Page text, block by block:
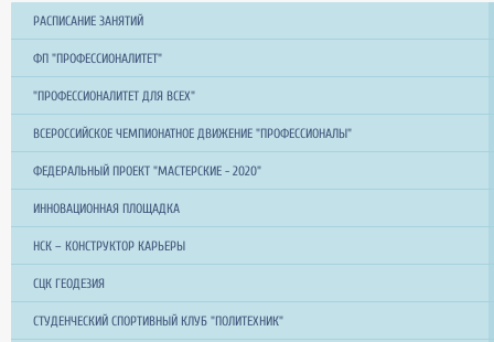
РАСПИСАНИЕ ЗАНЯТИЙ
ФП "ПРОФЕССИОНАЛИТЕТ"
"ПРОФЕССИОНАЛИТЕТ ДЛЯ ВСЕХ"
ВСЕРОССИЙСКОЕ ЧЕМПИОНАТНОЕ ДВИЖЕНИЕ "ПРОФЕССИОНАЛЫ"
ФЕДЕРАЛЬНЫЙ ПРОЕКТ "МАСТЕРСКИЕ - 2020"
ИННОВАЦИОННАЯ ПЛОЩАДКА
НСК – КОНСТРУКТОР КАРЬЕРЫ
СЦК ГЕОДЕЗИЯ
СТУДЕНЧЕСКИЙ СПОРТИВНЫЙ КЛУБ "ПОЛИТЕХНИК"